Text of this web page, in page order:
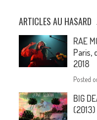
ARTICLES AU HASARD
RAE
Paris,
2018
Posted
BIG
(2013)